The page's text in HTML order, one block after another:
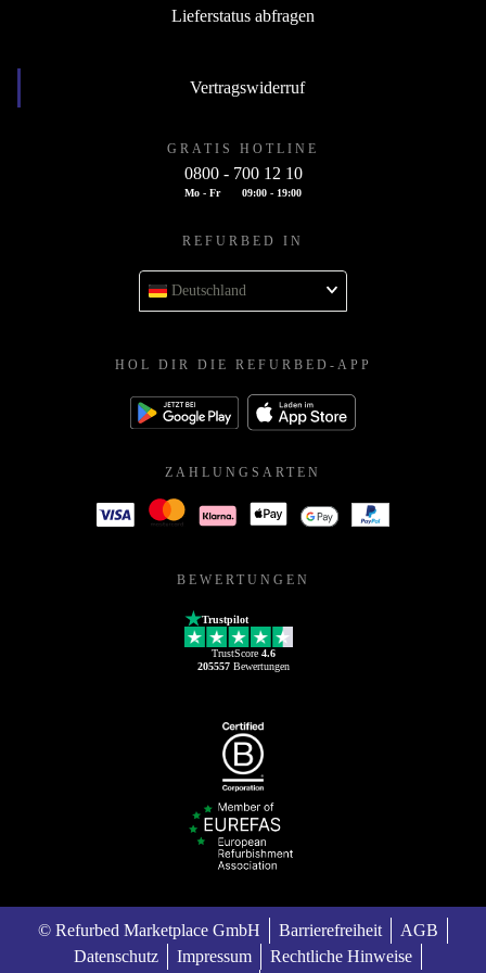
Lieferstatus abfragen
Vertragswiderruf
GRATIS HOTLINE
0800 - 700 12 10
Mo - Fr 09:00 - 19:00
REFURBED IN
Deutschland
HOL DIR DIE REFURBED-APP
ZAHLUNGSARTEN
BEWERTUNGEN
Trustpilot
TrustScore 4.6
205557Bewertungen
© Refurbed Marketplace GmbH Barrierefreiheit
AGB
Datenschutz
Impressum
Rechtliche Hinweise